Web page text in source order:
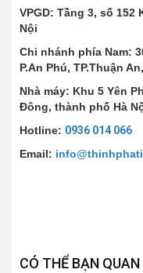
VPGD: Tầng 3, số 152
Nội
Chi nhánh phía Nam:
P.An Phú, TP.Thuận
Nhà máy: Khu 5 Yên
Đông, thành phố Hà
Hotline: 0936 014 066
Email:
CÓ THỂ BẠN